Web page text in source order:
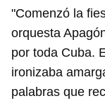
"Comenzó la
orquesta
por toda Cuba.
ironizaba
palabras que